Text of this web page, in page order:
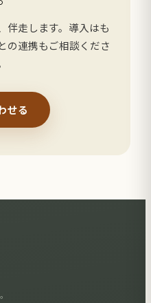
伴走します。導入はも
の連携もご相談くださ
せる